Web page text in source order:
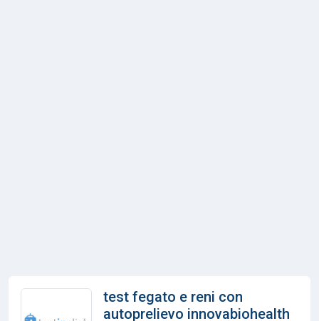
test fegato e reni con
autoprelievo innovabiohealth